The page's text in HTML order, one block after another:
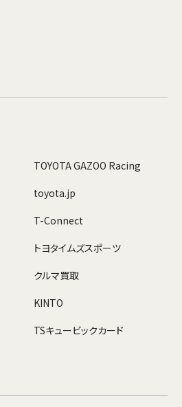
TOYOTA GAZOO Racing
toyota.jp
T-Connect
トヨタイムズスポーツ
クルマ買取
KINTO
TSキュービックカード